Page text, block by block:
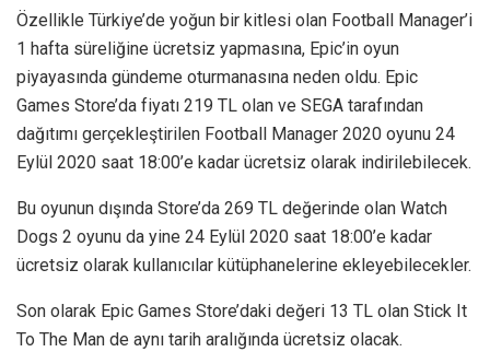
Özellikle Türkiye’de yoğun bir kitlesi olan Football Manager’i
1 hafta süreliğine ücretsiz yapmasına, Epic’in oyun
piyayasında gündeme oturmanasına neden oldu. Epic
Games Store’da fiyatı 219 TL olan ve SEGA tarafından
dağıtımı gerçekleştirilen Football Manager 2020 oyunu 24
Eylül 2020 saat 18:00’e kadar ücretsiz olarak indirilebilecek.
Bu oyunun dışında Store’da 269 TL değerinde olan Watch
Dogs 2 oyunu da yine 24 Eylül 2020 saat 18:00’e kadar
ücretsiz olarak kullanıcılar kütüphanelerine ekleyebilecekler.
Son olarak Epic Games Store’daki değeri 13 TL olan Stick It
To The Man de aynı tarih aralığında ücretsiz olacak.